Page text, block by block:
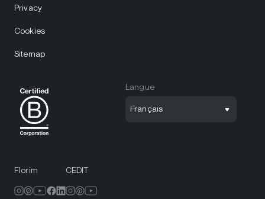
Privacy
Cookies
Sitemap
Langue
Français
Florim CEDIT